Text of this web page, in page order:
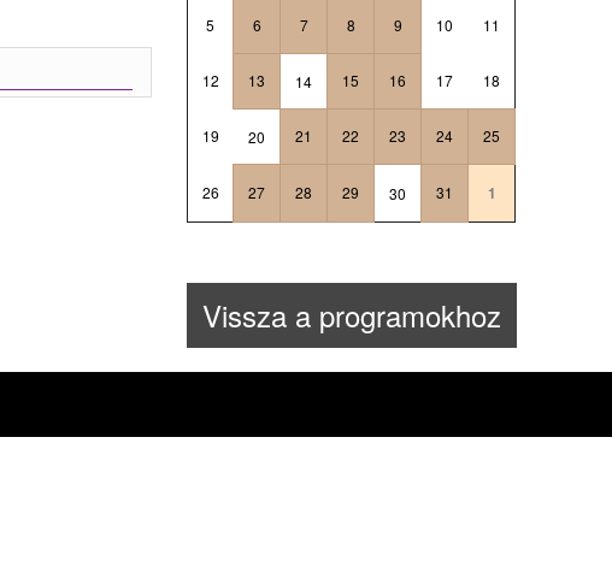
5 6 7 8 9 10 11
12 13 14 15 16 17 18
19 20 21 22 23 24 25
26 27 28 29 30 31 1
Vissza a programokhoz